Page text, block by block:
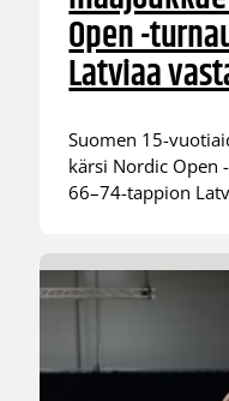
Open -
Latviaa
Suomen 15-
kärsi Nordic Open
66–74-tappion